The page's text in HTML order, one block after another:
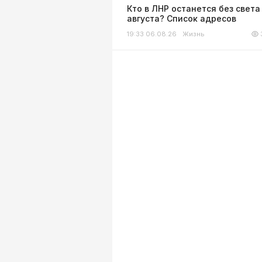
Кто в ЛНР останется без света
августа? Список адресов
19:33 06.08.26 Жизнь